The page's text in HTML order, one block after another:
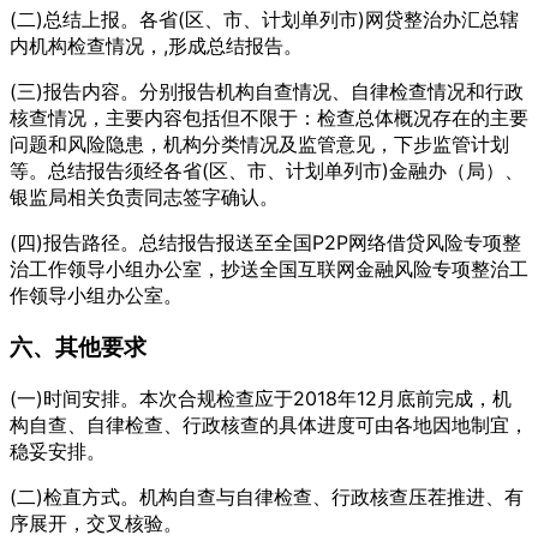
(二)总结上报。各省(区、市、计划单列市)网贷整治办汇总辖
内机构检查情况，,形成总结报告。
(三)报告内容。分别报告机构自查情况、自律检查情况和行政
核查情况，主要内容包括但不限于：检查总体概况存在的主要
问题和风险隐患，机构分类情况及监管意见，下步监管计划
等。总结报告须经各省(区、市、计划单列市)金融办（局）、
银监局相关负责同志签字确认。
(四)报告路径。总结报告报送至全国P2P网络借贷风险专项整
治工作领导小组办公室，抄送全国互联网金融风险专项整治工
作领导小组办公室。
六、其他要求
(一)时间安排。本次合规检查应于2018年12月底前完成，机
构自查、自律检查、行政核查的具体进度可由各地因地制宜，
稳妥安排。
(二)检直方式。机构自查与自律检查、行政核查压茬推进、有
序展开，交叉核验。